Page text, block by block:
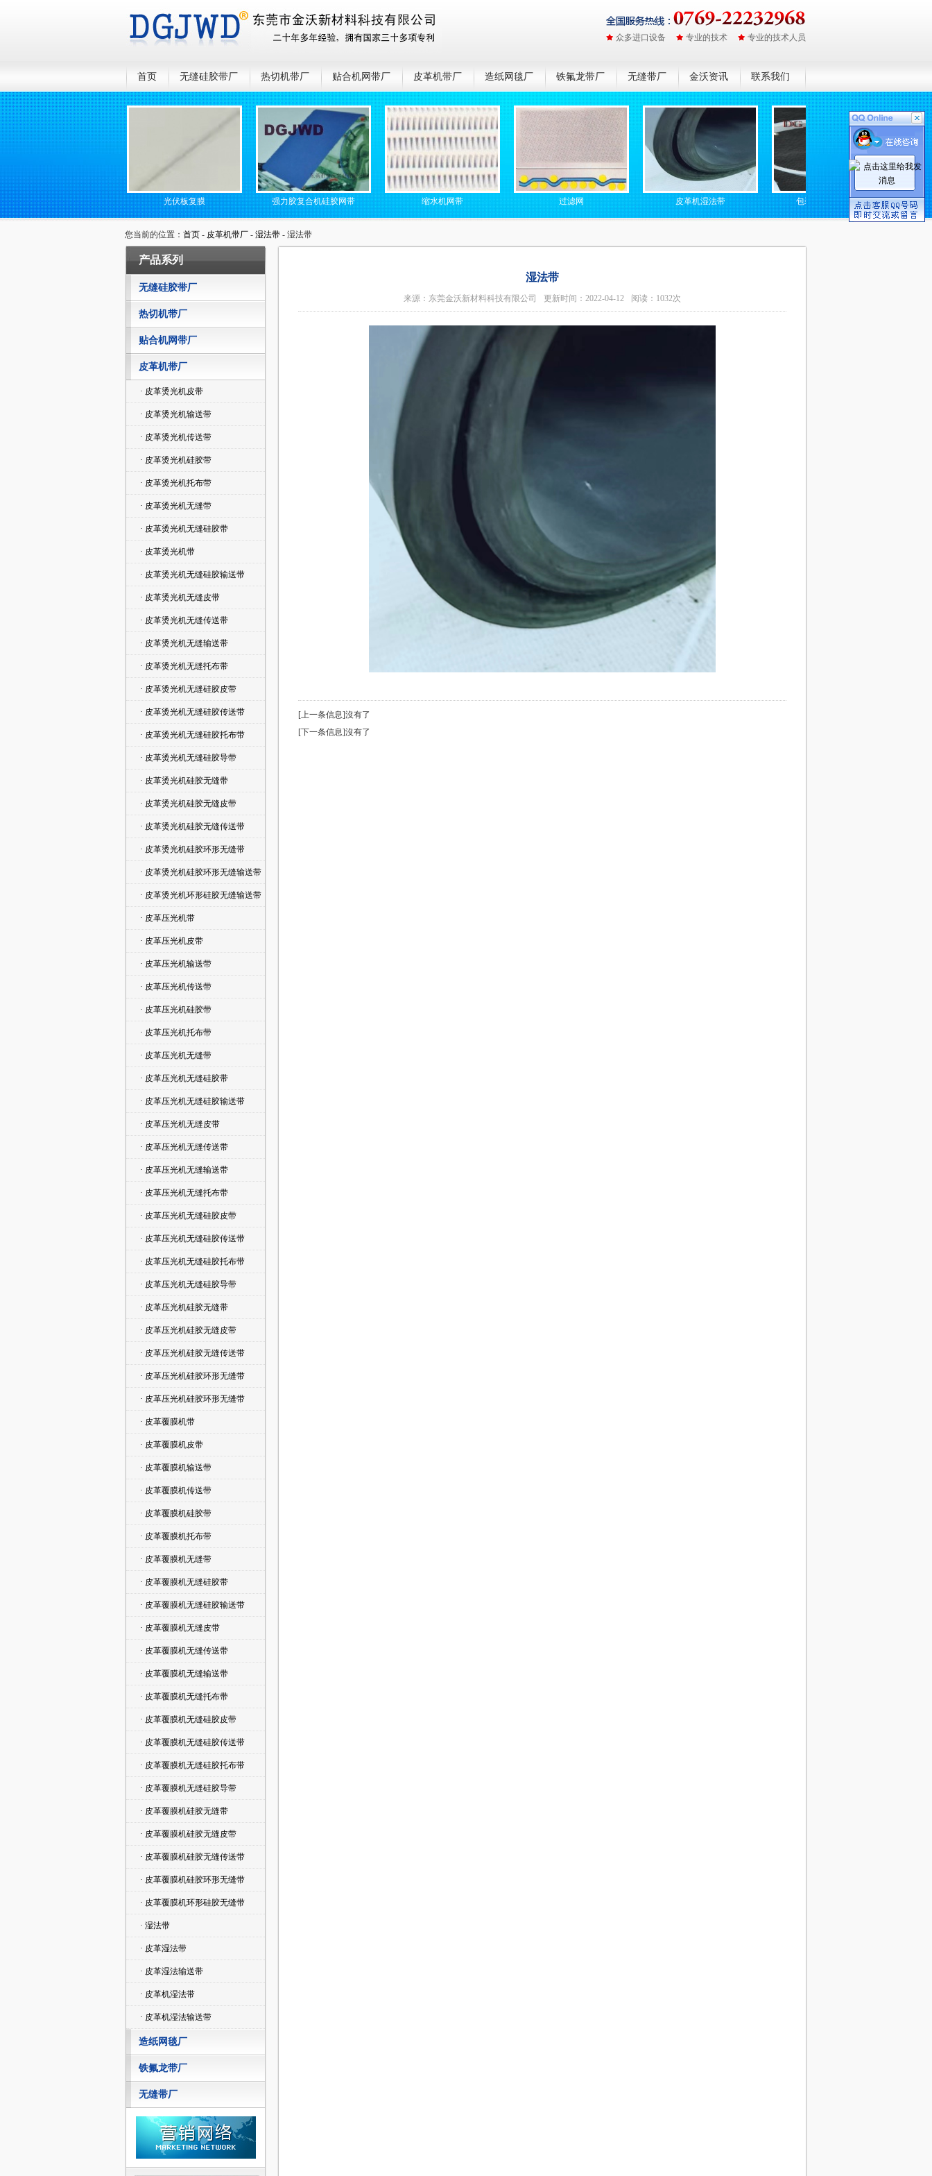
众多进口设备 专业的技术 专业的技术人员
首页 无缝硅胶带厂 热切机带厂 贴合机网带厂 皮革机带厂 造纸网毯厂 铁氟龙带厂 无缝带厂 金沃资讯 联系我们
静电无缝高温传送带 光伏板复膜 强力胶复合机硅胶网带 缩水机网带 过滤网 皮革机湿法带 包装封口机硅胶带 防静电无
您当前的位置： 首页 - 皮革机带厂 - 湿法带 - 湿法带
产品系列
无缝硅胶带厂
热切机带厂
贴合机网带厂
皮革机带厂
· 皮革烫光机皮带
· 皮革烫光机输送带
· 皮革烫光机传送带
· 皮革烫光机硅胶带
· 皮革烫光机托布带
· 皮革烫光机无缝带
· 皮革烫光机无缝硅胶带
· 皮革烫光机带
· 皮革烫光机无缝硅胶输送带
· 皮革烫光机无缝皮带
· 皮革烫光机无缝传送带
· 皮革烫光机无缝输送带
· 皮革烫光机无缝托布带
· 皮革烫光机无缝硅胶皮带
· 皮革烫光机无缝硅胶传送带
· 皮革烫光机无缝硅胶托布带
· 皮革烫光机无缝硅胶导带
· 皮革烫光机硅胶无缝带
· 皮革烫光机硅胶无缝皮带
· 皮革烫光机硅胶无缝传送带
· 皮革烫光机硅胶环形无缝带
· 皮革烫光机硅胶环形无缝输送带
· 皮革烫光机环形硅胶无缝输送带
· 皮革压光机带
· 皮革压光机皮带
· 皮革压光机输送带
· 皮革压光机传送带
· 皮革压光机硅胶带
· 皮革压光机托布带
· 皮革压光机无缝带
· 皮革压光机无缝硅胶带
· 皮革压光机无缝硅胶输送带
· 皮革压光机无缝皮带
· 皮革压光机无缝传送带
· 皮革压光机无缝输送带
· 皮革压光机无缝托布带
· 皮革压光机无缝硅胶皮带
· 皮革压光机无缝硅胶传送带
· 皮革压光机无缝硅胶托布带
· 皮革压光机无缝硅胶导带
· 皮革压光机硅胶无缝带
· 皮革压光机硅胶无缝皮带
· 皮革压光机硅胶无缝传送带
· 皮革压光机硅胶环形无缝带
· 皮革压光机硅胶环形无缝带
· 皮革覆膜机带
· 皮革覆膜机皮带
· 皮革覆膜机输送带
· 皮革覆膜机传送带
· 皮革覆膜机硅胶带
· 皮革覆膜机托布带
· 皮革覆膜机无缝带
· 皮革覆膜机无缝硅胶带
· 皮革覆膜机无缝硅胶输送带
· 皮革覆膜机无缝皮带
· 皮革覆膜机无缝传送带
· 皮革覆膜机无缝输送带
· 皮革覆膜机无缝托布带
· 皮革覆膜机无缝硅胶皮带
· 皮革覆膜机无缝硅胶传送带
· 皮革覆膜机无缝硅胶托布带
· 皮革覆膜机无缝硅胶导带
· 皮革覆膜机硅胶无缝带
· 皮革覆膜机硅胶无缝皮带
· 皮革覆膜机硅胶无缝传送带
· 皮革覆膜机硅胶环形无缝带
· 皮革覆膜机环形硅胶无缝带
· 湿法带
· 皮革湿法带
· 皮革湿法输送带
· 皮革机湿法带
· 皮革机湿法输送带
造纸网毯厂
铁氟龙带厂
无缝带厂
湿法带
来源：东莞金沃新材料科技有限公司 更新时间：2022-04-12 阅读：1032次
[上一条信息]沒有了
[下一条信息]沒有了